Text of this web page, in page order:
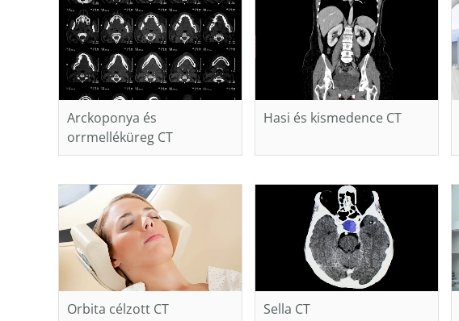
Arckoponya és
orrmelléküreg CT
Hasi és kismedence CT
Orbita célzott CT Sella CT